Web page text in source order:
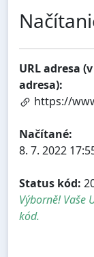
URL adresa
adresa):
https://
Načítané:
8. 7. 2022
Status kód:
Výborně! Vaše
kód.